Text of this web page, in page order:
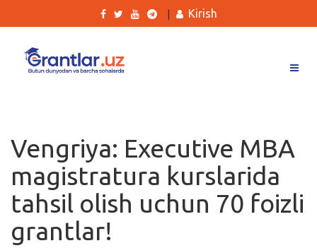
Ishlar
Kurslar
Blog
Yana
Kirish
Vengriya: Executive MBA
magistratura kurslarida
tahsil olish uchun 70 foizli
grantlar!